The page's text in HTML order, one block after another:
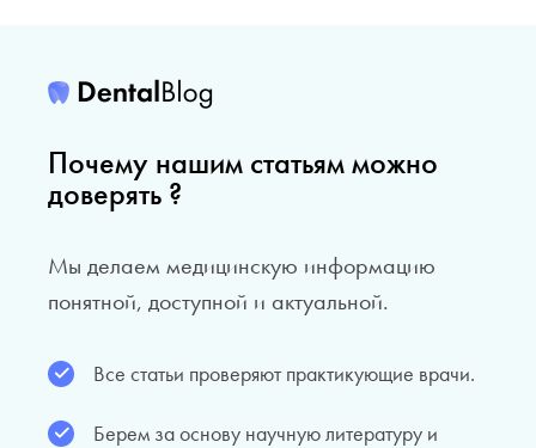
Почему нашим статьям можно
доверять ?
Мы делаем медицинскую информацию
понятной, доступной и актуальной.
Все статьи проверяют практикующие врачи.
Берем за основу научную литературу и